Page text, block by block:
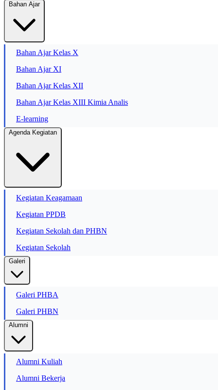
Bahan Ajar
Bahan Ajar Kelas X
Bahan Ajar XI
Bahan Ajar Kelas XII
Bahan Ajar Kelas XIII Kimia Analis
E-learning
Agenda Kegiatan
Kegiatan Keagamaan
Kegiatan PPDB
Kegiatan Sekolah dan PHBN
Kegiatan Sekolah
Galeri
Galeri PHBA
Galeri PHBN
Alumni
Alumni Kuliah
Alumni Bekerja